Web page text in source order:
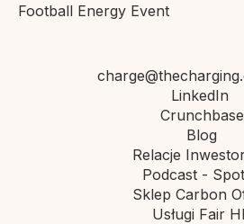
Football Energy Event
LinkedIn
Crunchbase
Blog
Relacje
Podcast -
Sklep Carbon
Usługi Fair